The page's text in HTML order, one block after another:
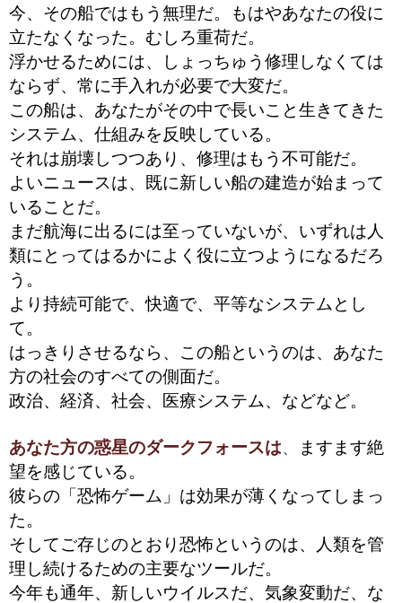
今、その船ではもう無理だ。もはやあなたの役に
立たなくなった。むしろ重荷だ。
浮かせるためには、しょっちゅう修理しなくては
ならず、常に手入れが必要で大変だ。
この船は、あなたがその中で長いこと生きてきた
システム、仕組みを反映している。
それは崩壊しつつあり、修理はもう不可能だ。
よいニュースは、既に新しい船の建造が始まって
いることだ。
まだ航海に出るには至っていないが、いずれは人
類にとってはるかによく役に立つようになるだろ
う。
より持続可能で、快適で、平等なシステムとし
て。
はっきりさせるなら、この船というのは、あなた
方の社会のすべての側面だ。
政治、経済、社会、医療システム、などなど。
あなた方の惑星のダークフォースは、
ますます絶
望を感じている。
彼らの「恐怖ゲーム」は効果が薄くなってしまっ
た。
そしてご存じのとおり恐怖というのは、人類を管
理し続けるための主要なツールだ。
今年も通年、新しいウイルスだ、気象変動だ、な